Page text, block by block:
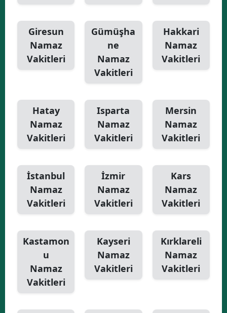
Giresun
Namaz
Vakitleri
Gümüşha
ne
Namaz
Vakitleri
Hakkari
Namaz
Vakitleri
Hatay
Namaz
Vakitleri
Isparta
Namaz
Vakitleri
Mersin
Namaz
Vakitleri
İstanbul
Namaz
Vakitleri
İzmir
Namaz
Vakitleri
Kars
Namaz
Vakitleri
Kastamon
u
Namaz
Vakitleri
Kayseri
Namaz
Vakitleri
Kırklareli
Namaz
Vakitleri